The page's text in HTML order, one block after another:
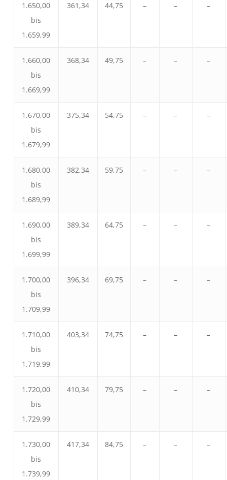
1.650,00
bis
1.659,99
361,34 44,75 – – –
1.660,00
bis
1.669,99
368,34 49,75 – – –
1.670,00
bis
1.679,99
375,34 54,75 – – –
1.680,00
bis
1.689,99
382,34 59,75 – – –
1.690,00
bis
1.699,99
389,34 64,75 – – –
1.700,00
bis
1.709,99
396,34 69,75 – – –
1.710,00
bis
1.719,99
403,34 74,75 – – –
1.720,00
bis
1.729,99
410,34 79,75 – – –
1.730,00
bis
1.739,99
417,34 84,75 – – –